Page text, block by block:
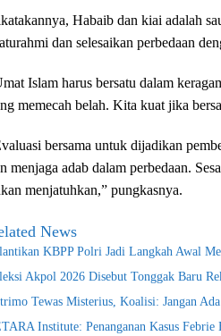
Habaib dan kiai adalah
dan selesaikan perbedaan
Islam harus bersatu dalam
memecah belah. Kita kuat jika
bersama untuk dijadikan
menjaga adab dalam perbedaan.
menjatuhkan,” pungkasnya.
News
KBPP Polri Jadi Langkah Awal
Akpol 2026 Disebut Tonggak Baru
Tewas Misterius, Koalisi: Jangan
Institute: Penanganan Kasus